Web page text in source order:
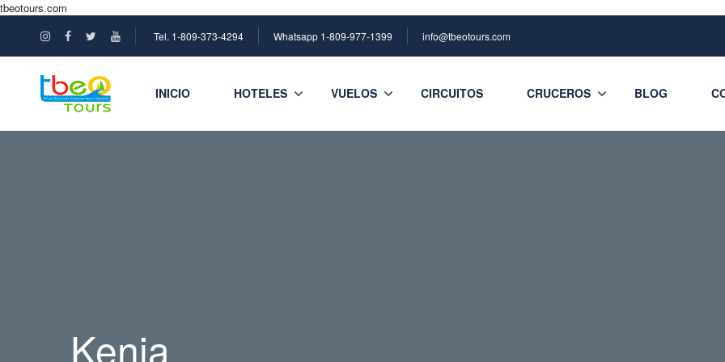
tbeotours.com
Tel. 1-809-373-4294 Whatsapp 1-809-977-1399 info@tbeotours.com
INICIO HOTELES VUELOS CIRCUITOS CRUCEROS BLOG
Kenia